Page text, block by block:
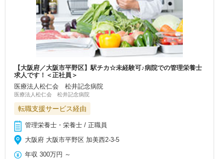
【大阪府／大阪市平野区】駅チカ☆未経験可♪病院での管理栄養士
求人です！＜正社員＞
医療法人松仁会 松井記念病院
医療法人松仁会 松井記念病院
転職支援サービス経由
管理栄養士・栄養士 / 正職員
大阪府 大阪市平野区 加美西2-3-5
年収 300万円 ～